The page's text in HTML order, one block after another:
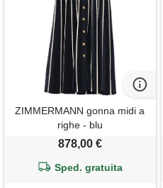
ZIMMERMANN gonna midi a
righe - blu
878,00 €
Sped. gratuita